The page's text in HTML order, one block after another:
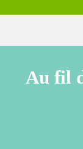
Au fil